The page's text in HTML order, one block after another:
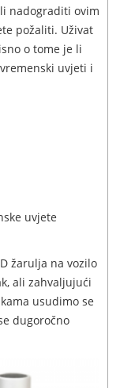
nadograditi ovim
požaliti. Uživat
o tome je li
uvjeti i
uvjete
žarulja na vozilo
ali zahvaljujući
usudimo se
dugoročno